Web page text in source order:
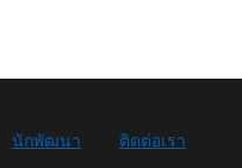
นักพัฒนา ติดต่อเรา